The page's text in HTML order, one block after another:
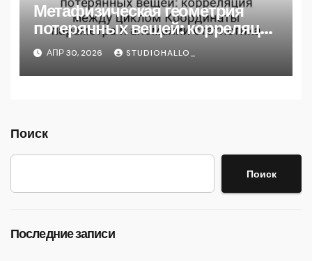
Метафизическая геометрия
потерянных вещей: корреляция
между циклом Координаты
параметра и аномалии
статистика
АПР 30, 2026 STUDIOHALLO_
Поиск
Поиск
Последние записи